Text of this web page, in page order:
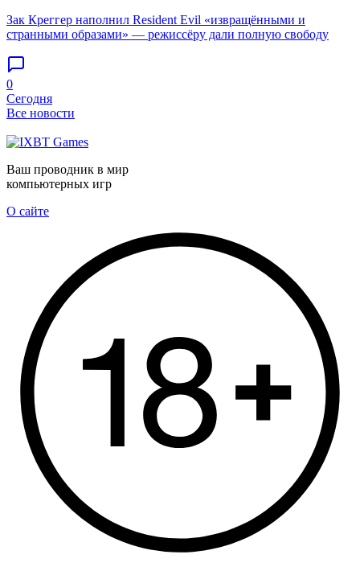
Зак Креггер наполнил Resident Evil «извращёнными и
странными образами» — режиссёру дали полную свободу
0
Сегодня
Все новости
Ваш проводник в мир
компьютерных игр
О сайте